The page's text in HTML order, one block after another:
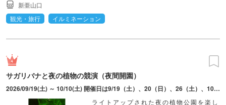
新亜山口
観光・旅行
イルミネーション
サガリバナと夜の植物の競演（夜間開園）
2026/09/19(土) ～ 10/10(土) 開催日は9/19（土）、20（日）、26（土）、10/3（土）、10（土）。入園は20：30まで。
ライトアップされた夜の植物公園を楽し